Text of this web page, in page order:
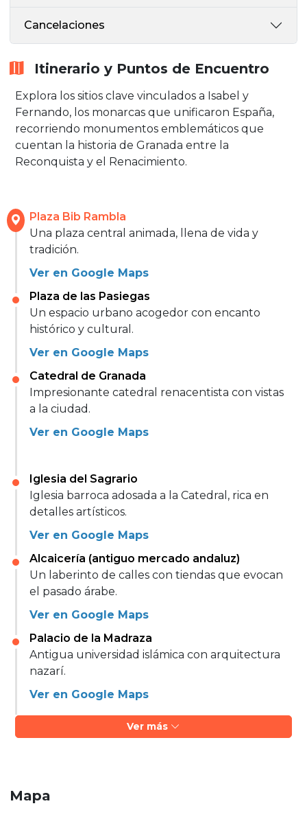
Cancelaciones
Itinerario y Puntos de Encuentro
Explora los sitios clave vinculados a Isabel y
Fernando, los monarcas que unificaron España,
recorriendo monumentos emblemáticos que
cuentan la historia de Granada entre la
Reconquista y el Renacimiento.
Plaza Bib Rambla
Una plaza central animada, llena de vida y
tradición.
Ver en Google Maps
Plaza de las Pasiegas
Un espacio urbano acogedor con encanto
histórico y cultural.
Ver en Google Maps
Catedral de Granada
Impresionante catedral renacentista con vistas
a la ciudad.
Ver en Google Maps
Iglesia del Sagrario
Iglesia barroca adosada a la Catedral, rica en
detalles artísticos.
Ver en Google Maps
Alcaicería (antiguo mercado andaluz)
Un laberinto de calles con tiendas que evocan
el pasado árabe.
Ver en Google Maps
Palacio de la Madraza
Antigua universidad islámica con arquitectura
nazarí.
Ver en Google Maps
Ver más
Mapa